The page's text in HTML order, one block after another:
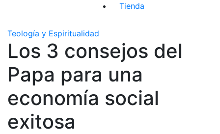
Tienda
Teología y Espiritualidad
Los 3 consejos del
Papa para una
economía social
exitosa